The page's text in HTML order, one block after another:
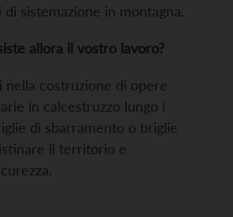
sistemazione in montagna.
allora il vostro lavoro?
nella costruzione di opere
in calcestruzzo lungo i
di sbarramento o briglie
il territorio e